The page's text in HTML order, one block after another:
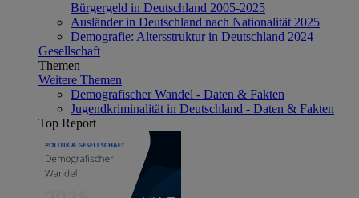
Bürgergeld in Deutschland 2005-2025
Ausländer in Deutschland nach Nationalität 2025
Demografie: Altersstruktur in Deutschland 2024
Gesellschaft
Themen
Weitere Themen
Demografischer Wandel - Daten & Fakten
Jugendkriminalität in Deutschland - Daten & Fakten
Top Report